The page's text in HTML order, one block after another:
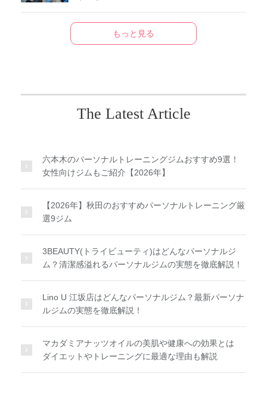
もっと見る
The Latest Article
六本木のパーソナルトレーニングジムおすすめ9選！
女性向けジムもご紹介【2026年】
【2026年】秋田のおすすめパーソナルトレーニング厳
選9ジム
3BEAUTY(トライビューティ)はどんなパーソナルジ
ム？清潔感溢れるパーソナルジムの実態を徹底解説！
Lino U 江坂店はどんなパーソナルジム？最新パーソナ
ルジムの実態を徹底解説！
マカダミアナッツオイルの美肌や健康への効果とは
ダイエットやトレーニングに最適な理由も解説